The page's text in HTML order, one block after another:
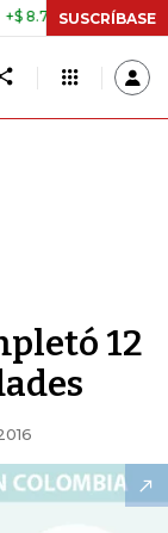
+2,19% TASA
SUSCRÍBASE
12